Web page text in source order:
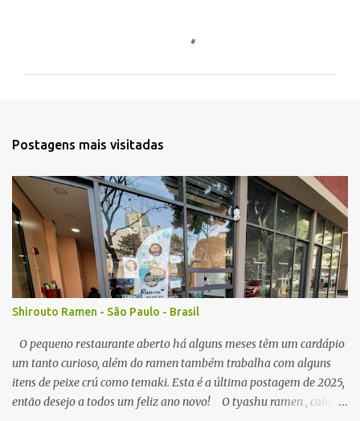
r
i
o
s
Postagens mais visitadas
Shirouto Ramen - São Paulo - Brasil
O pequeno restaurante aberto há alguns meses têm um cardápio
um tanto curioso, além do ramen também trabalha com alguns
itens de peixe crú como temaki. Esta é a última postagem de 2025,
então desejo a todos um feliz ano novo! O tyashu ramen , caldo